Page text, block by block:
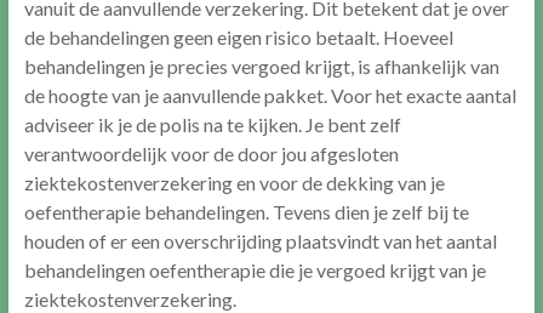
vanuit de aanvullende verzekering. Dit betekent dat je over
de behandelingen geen eigen risico betaalt. Hoeveel
behandelingen je precies vergoed krijgt, is afhankelijk van
de hoogte van je aanvullende pakket. Voor het exacte aantal
adviseer ik je de polis na te kijken. Je bent zelf
verantwoordelijk voor de door jou afgesloten
ziektekostenverzekering en voor de dekking van je
oefentherapie behandelingen. Tevens dien je zelf bij te
houden of er een overschrijding plaatsvindt van het aantal
behandelingen oefentherapie die je vergoed krijgt van je
ziektekostenverzekering.